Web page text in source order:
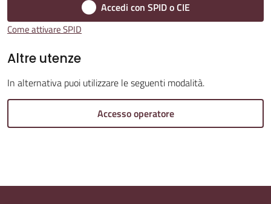
gli
argomenti...
Seguici
Accedi con SPID o CIE
Come attivare SPID
Altre utenze
In alternativa puoi utilizzare le seguenti modalità.
Accesso operatore